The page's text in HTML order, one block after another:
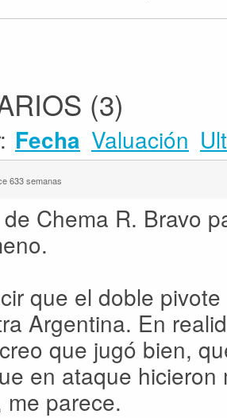
(3)
Fecha Valuación
633 semanas
Chema R. Bravo
que el doble
Argentina. En
que jugó bien,
en ataque
parece.